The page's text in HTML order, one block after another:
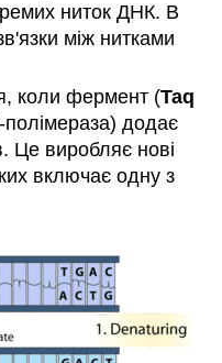
ниток ДНК. В
між нитками
коли фермент (Taq
додає
Це виробляє нові
включає одну з